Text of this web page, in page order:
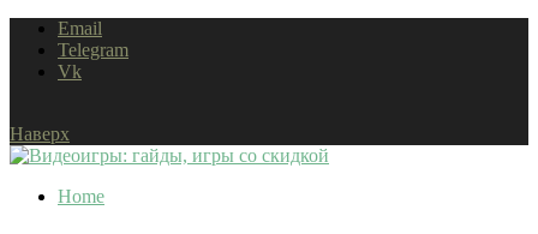
Email
Telegram
Vk
Наверх
Home